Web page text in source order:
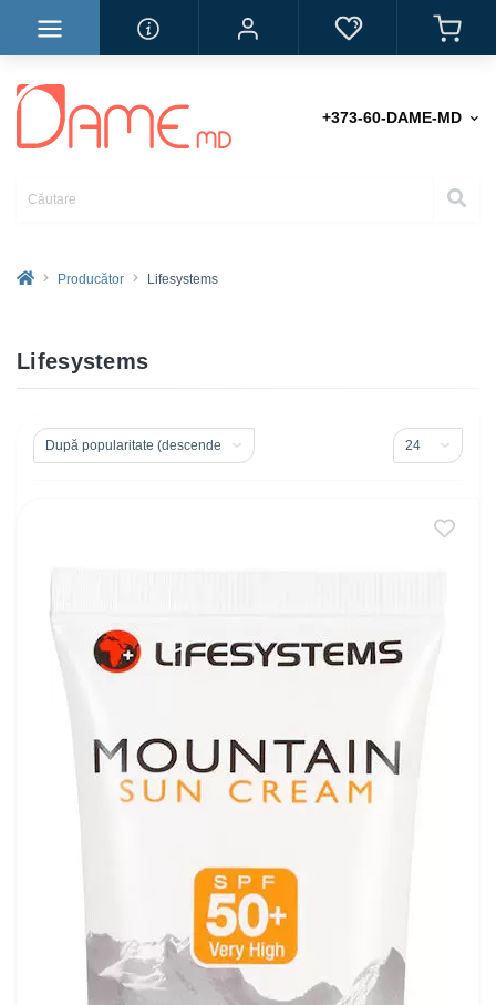
+373-60-DAME-MD
Producător Lifesystems
Lifesystems